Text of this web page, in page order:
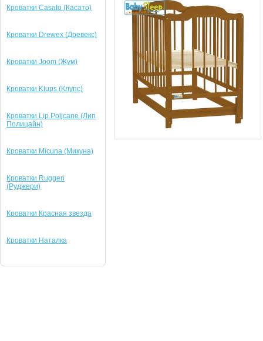
Кроватки Casato (Касато)
Кроватки Drewex (Древекс)
Кроватки Joom (Жум)
Кроватки Klups (Клупс)
Кроватки Lip Poljcane (Лип
Полицайн)
Кроватки Micuna (Микуна)
Кроватки Ruggeri
(Руджери)
Кроватки Красная звезда
Кроватки Наталка